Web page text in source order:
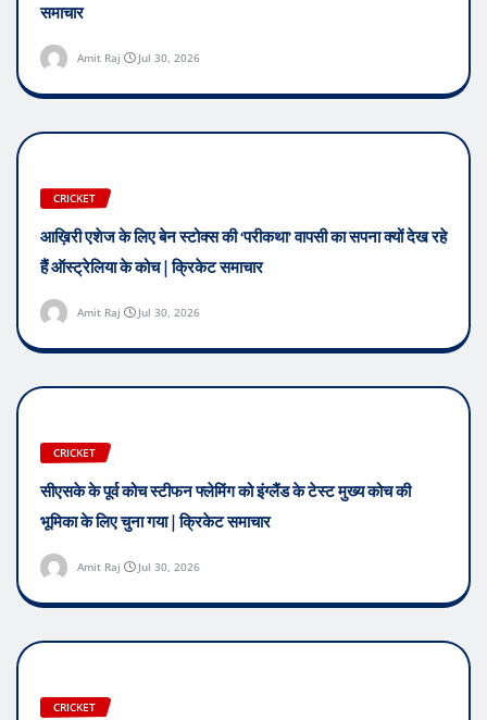
समाचार
Amit Raj Jul 30, 2026
CRICKET
आख़िरी एशेज के लिए बेन स्टोक्स की ‘परीकथा’ वापसी का सपना क्यों देख रहे
हैं ऑस्ट्रेलिया के कोच | क्रिकेट समाचार
Amit Raj Jul 30, 2026
CRICKET
सीएसके के पूर्व कोच स्टीफन फ्लेमिंग को इंग्लैंड के टेस्ट मुख्य कोच की
भूमिका के लिए चुना गया | क्रिकेट समाचार
Amit Raj Jul 30, 2026
CRICKET